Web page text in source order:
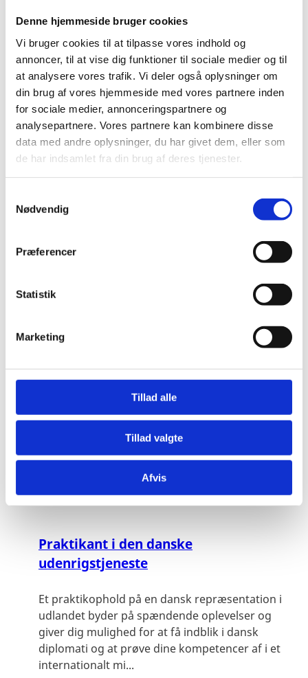
Denne hjemmeside bruger cookies
Vi bruger cookies til at tilpasse vores indhold og
annoncer, til at vise dig funktioner til sociale medier og til
at analysere vores trafik. Vi deler også oplysninger om
din brug af vores hjemmeside med vores partnere inden
for sociale medier, annonceringspartnere og
analysepartnere. Vores partnere kan kombinere disse
data med andre oplysninger, du har givet dem, eller som
de har indsamlet fra din brug af deres tjenester.
Nødvendig
Præferencer
Statistik
Marketing
Tillad alle
Tillad valgte
Afvis
Ansættelsesformer i
Udenrigsministeriet
Udenrigsministeriets opgaver spænder bredt og
vi tilbyder derfor flere forskellige former for
ansættelse. Dem kan du læse mere om nedenfor.
karrieremuligheder og over 50 forskellige
jobmuligheder for danske kandidater i EU.
Uanset om du er studerende, færdigud...
institutioner
En målrettet placering af danskere i
internationale organisationer kan medvirke til at
erfaring mellem Danmark...
Praktikant i den danske
udenrigstjeneste
Et praktikophold på en dansk repræsentation i
udlandet byder på spændende oplevelser og
giver dig mulighed for at få indblik i dansk
diplomati og at prøve dine kompetencer af i et
internationalt mi...